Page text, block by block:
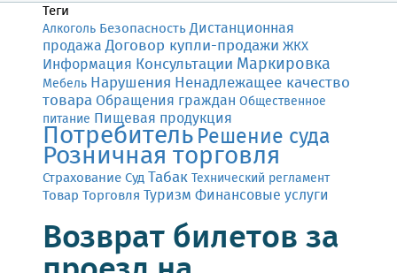
Теги
Алкоголь БезопасностьДистанционная
продажа Договор купли-продажи ЖКХ
Информация Консультации Маркировка
Мебель Нарушения Ненадлежащее качество
товара Обращения граждан Общественное
питание Пищевая продукция
ПотребительРешение суда
Розничная торговля
СтрахованиеСудТабакТехнический регламент
Товар Торговля Туризм Финансовые услуги
Возврат билетов за